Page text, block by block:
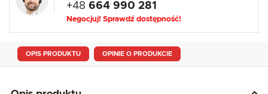
+48 664 990 281
Negocjuj! Sprawdź dostępność!
OPIS PRODUKTU OPINIE O PRODUKCIE